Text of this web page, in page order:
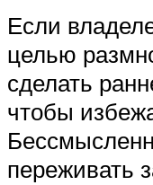
Если
целью
сделать
чтобы
переживать